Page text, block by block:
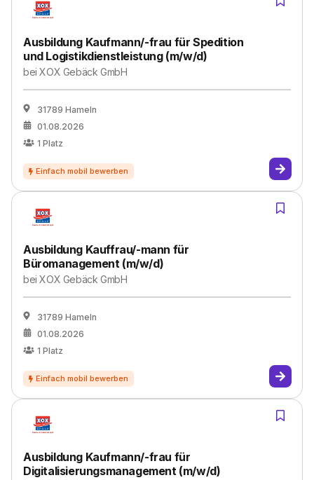
Ausbildung Kaufmann/-frau für Spedition
und Logistikdienstleistung (m/w/d)
beiXOX Gebäck GmbH
31789 Hameln
01.08.2026
1 Platz
Ausbildung Kauffrau/-mann für
Büromanagement (m/w/d)
beiXOX Gebäck GmbH
31789 Hameln
01.08.2026
1 Platz
Ausbildung Kaufmann/-frau für
Digitalisierungsmanagement (m/w/d)